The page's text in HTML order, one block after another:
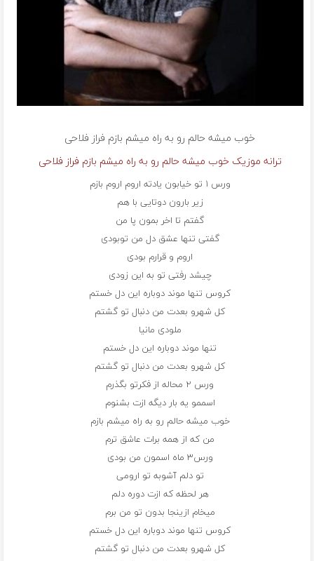
خوب میشه حالم رو به راه میشم بازم فراز فلاحی
ترانه موزیک خوب میشه حالم رو به راه میشم بازم فراز فلاحی
ورس ۱ تو خیابون یادته اروم اروم بازم
زیر بارون دوتایی با هم
گفتم تا اخر بمون پا من
گفتی تنها عشق دل من توبودی
اروم و قرارم بودی
چیشد رفتی تو به این زودی
کروس تنها موند دوباره این دل خستم
کل شهرو بعدت من دنبال تو گشتم
ملودی مانیا
تنها موند دوباره این دل خستم
کل شهرو بعدت من دنبال تو گشتم
ورس ۲ محاله از فکرتو بگذرم
اسممو یه بار دیگه ازت بشنوم
خوب میشه حالم رو به راه میشم بازم
من که از همه برات عاشق ترم
ورس۳ ماه اسمون من بودی
تو دلم آشوبه تو ارومی
هر لحظه که ازت دوره دلم
میخام ازینجا بدون تو من برم
کروس تنها موند دوباره این دل خستم
کل شهرو بعدت من دنبال تو گشتم